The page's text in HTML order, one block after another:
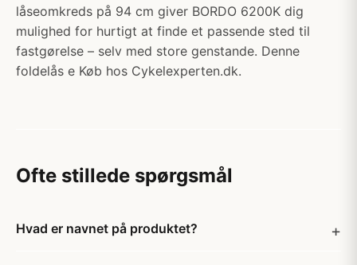
låseomkreds på 94 cm giver BORDO 6200K dig
mulighed for hurtigt at finde et passende sted til
fastgørelse – selv med store genstande. Denne
foldelås e Køb hos Cykelexperten.dk.
Ofte stillede spørgsmål
Hvad er navnet på produktet?